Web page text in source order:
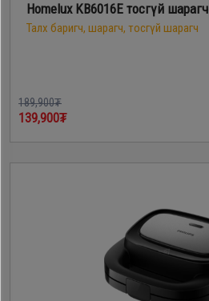
Homelux KB6016E тосгүй шарагч
Талх баригч, шарагч, тосгүй шарагч
189,900₮
139,900₮